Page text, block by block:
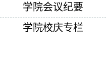
学院会议纪要
学院校庆专栏